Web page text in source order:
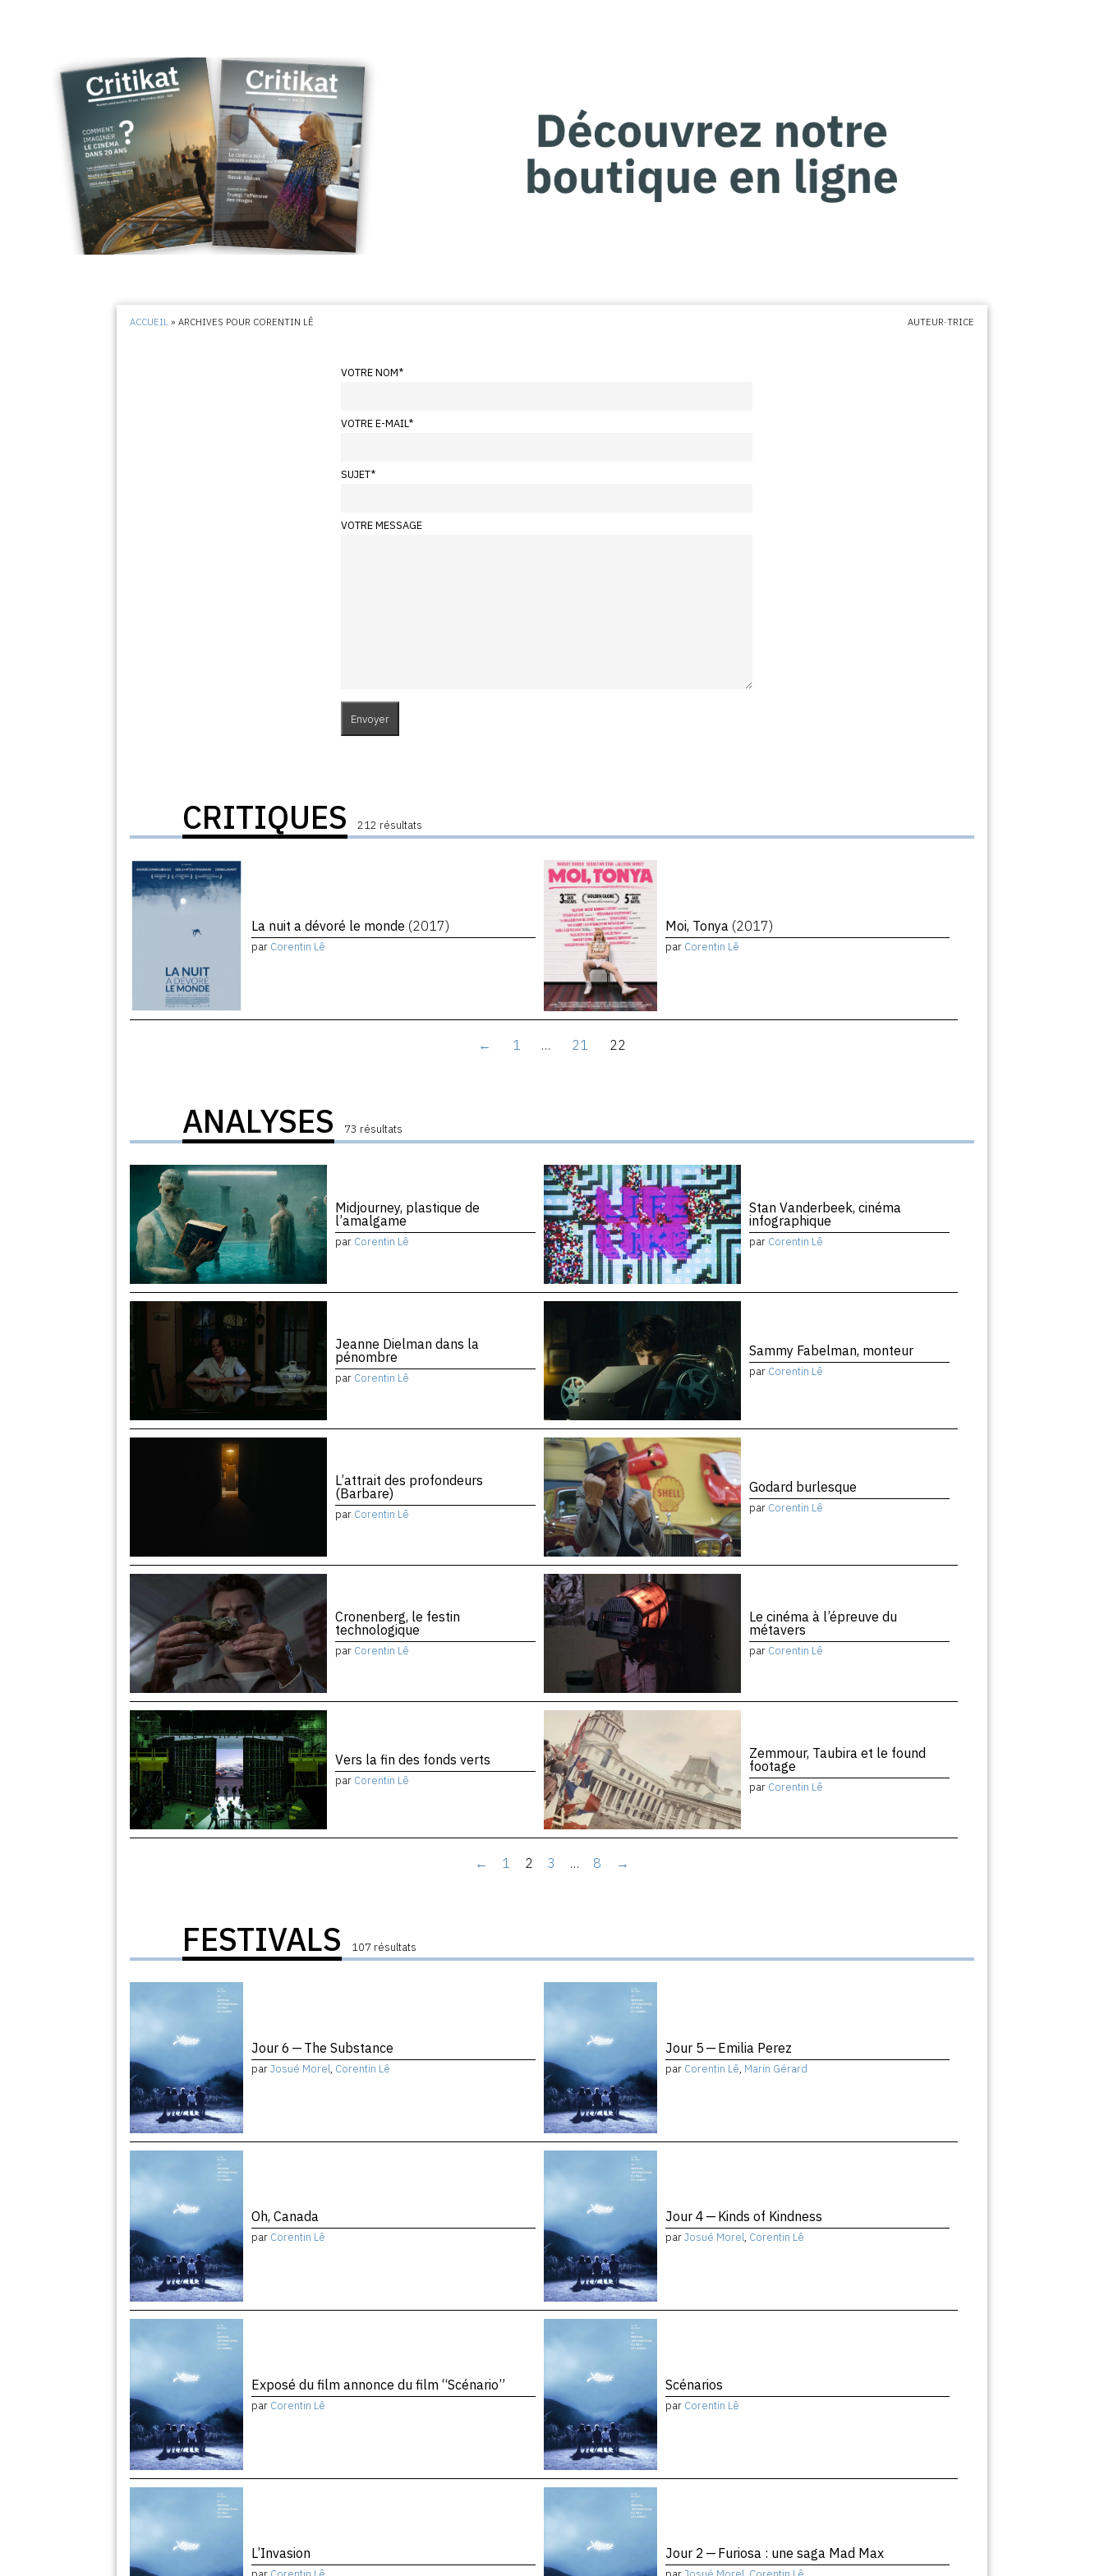
ACCUEIL »ARCHIVES POUR CORENTIN LÊ AUTEUR·TRICE
VOTRE NOM*
VOTRE E-MAIL*
SUJET*
VOTRE MESSAGE
CRITIQUES 212 résultats
La nuit a dévoré le monde (2017)
par Corentin Lê
Moi, Tonya (2017)
par Corentin Lê
← 1 … 21 22
ANALYSES 73 résultats
Midjourney, plastique de
l’amalgame
par Corentin Lê
Stan Vanderbeek, cinéma
infographique
par Corentin Lê
Jeanne Dielman dans la
pénombre
par Corentin Lê
Sammy Fabelman, monteur
par Corentin Lê
L’attrait des profondeurs
(Barbare)
par Corentin Lê
Godard burlesque
par Corentin Lê
Cronenberg, le festin
technologique
par Corentin Lê
Le cinéma à l’épreuve du
métavers
par Corentin Lê
Vers la fin des fonds verts
par Corentin Lê
Zemmour, Taubira et le found
footage
par Corentin Lê
← 1 2 3 … 8 →
FESTIVALS 107 résultats
Jour 6 — The Substance
parJosué Morel, Corentin Lê
Jour 5 — Emilia Perez
par Corentin Lê, Marin Gérard
Oh, Canada
par Corentin Lê
Jour 4 — Kinds of Kindness
parJosué Morel, Corentin Lê
Exposé du film annonce du film “Scénario”
par Corentin Lê
Scénarios
par Corentin Lê
L’Invasion Jour 2 — Furiosa : une saga Mad Max